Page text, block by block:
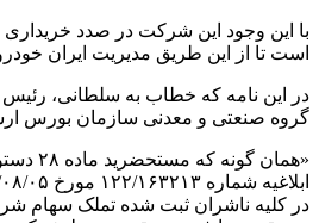
با این وجود این شرکت در صدد خریداری
است تا از این طریق مدیریت ایران
در این نامه که خطاب به سلطانی، رئیس
گروه صنعتی و معدنی سازمان بورس
«همان
در کلیه ناشران ثبت شده تملک سهام